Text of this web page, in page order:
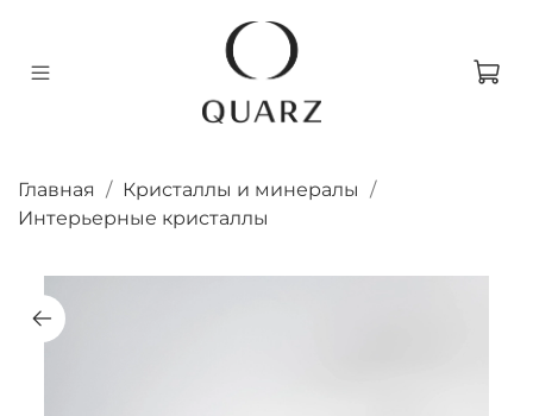
Главная
Кристаллы и минералы
Интерьерные кристаллы